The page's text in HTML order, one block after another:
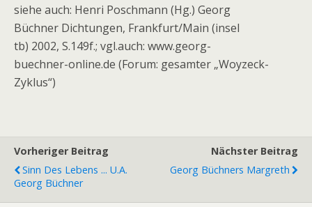
siehe auch: Henri Poschmann (Hg.) Georg
Büchner Dichtungen, Frankfurt/Main (insel
tb) 2002, S.149f.; vgl.auch: www.georg-
buechner-online.de (Forum: gesamter „Woyzeck-
Zyklus“)
Vorheriger Beitrag
Sinn Des Lebens ... U.a.
Georg Büchner
Nächster Beitrag
Georg Büchners Margreth